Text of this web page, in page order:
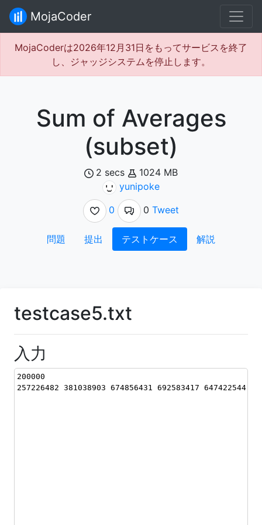
MojaCoder
MojaCoderは2026年12月31日をもってサービスを終了
し、ジャッジシステムを停止します。
Sum of Averages
(subset)
2 secs
1024 MB
yunipoke
0
0 Tweet
問題 提出 テストケース 解説
testcase5.txt
入力
200000
257226482 381038903 674856431 692583417 647422544